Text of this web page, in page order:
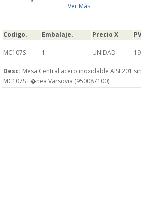
Ver Más
Codigo. Embalaje. Precio X
MC107S 1 UNIDAD
Desc: Mesa Central acero inoxidable AISI 201
MC107S L�nea Varsovia (950087100)